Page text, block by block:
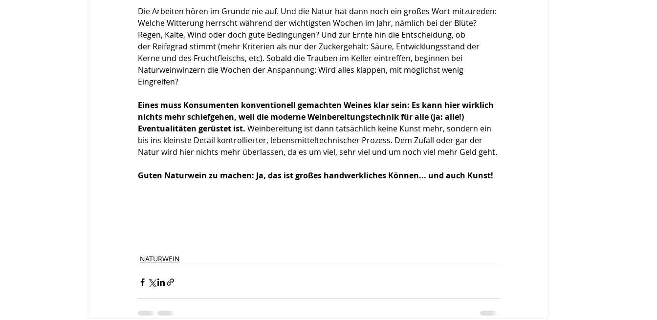
Die Arbeiten hören im Grunde nie auf. Und die Natur hat dann noch ein großes Wort mitzureden:
Welche Witterung herrscht während der wichtigsten Wochen im Jahr, nämlich bei der Blüte?
Regen, Kälte, Wind oder doch gute Bedingungen? Und zur Ernte hin die Entscheidung, ob
der Reifegrad stimmt (mehr Kriterien als nur der Zuckergehalt: Säure, Entwicklungsstand der
Kerne und des Fruchtfleischs, etc). Sobald die Trauben im Keller eintreffen, beginnen bei
Naturweinwinzern die Wochen der Anspannung: Wird alles klappen, mit möglichst wenig
Eingreifen?
Eines muss Konsumenten konventionell gemachten Weines klar sein: Es kann hier wirklich
nichts mehr schiefgehen, weil die moderne Weinbereitungstechnik für alle (ja: alle!)
Eventualitäten gerüstet ist. Weinbereitung ist dann tatsächlich keine Kunst mehr, sondern ein
bis ins kleinste Detail kontrollierter, lebensmitteltechnischer Prozess. Dem Zufall oder gar der
Natur wird hier nichts mehr überlassen, da es um viel, sehr viel und um noch viel mehr Geld geht.
Guten Naturwein zu machen: Ja, das ist großes handwerkliches Können... und auch Kunst!
NATURWEIN